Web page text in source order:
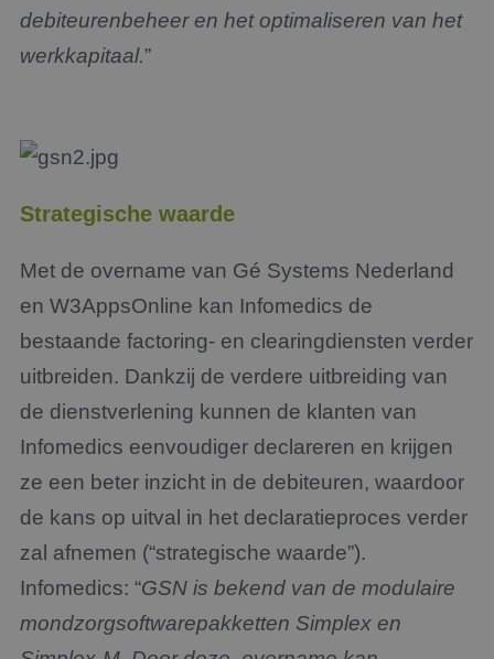
debiteurenbeheer en het optimaliseren van het
werkkapitaal.”
Strategische waarde
Met de overname van Gé Systems Nederland
en W3AppsOnline kan Infomedics de
bestaande factoring- en clearingdiensten verder
uitbreiden. Dankzij de verdere uitbreiding van
de dienstverlening kunnen de klanten van
Infomedics eenvoudiger declareren en krijgen
ze een beter inzicht in de debiteuren, waardoor
de kans op uitval in het declaratieproces verder
zal afnemen (“strategische waarde”).
Infomedics: “GSN is bekend van de modulaire
mondzorgsoftwarepakketten Simplex en